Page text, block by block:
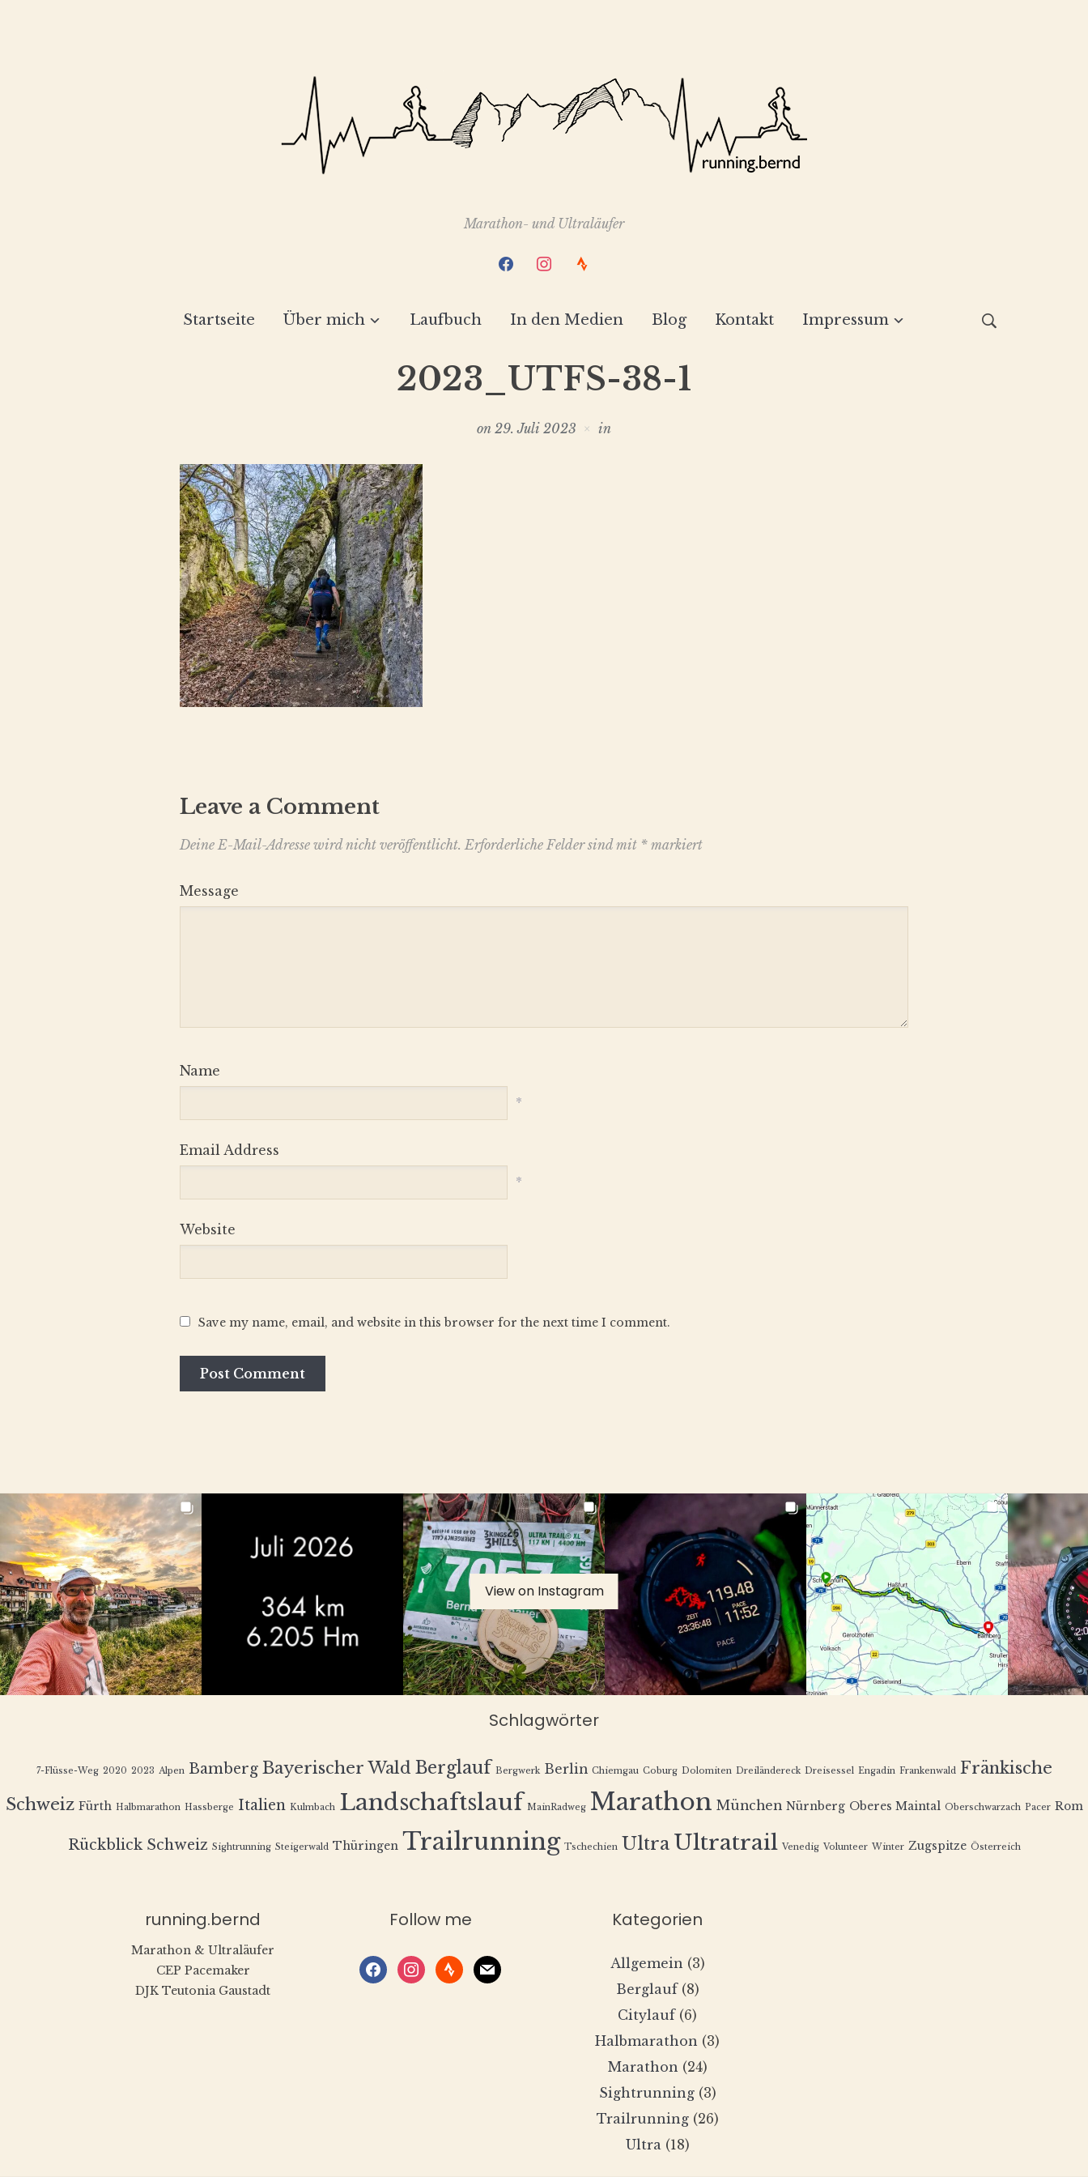
Marathon- und Ultraläufer
facebookinstagram
strava
Startseite Über mich Laufbuch In den Medien Blog Kontakt Impressum
2023_UTFS-38-1
on 29. Juli 2023 in
Leave a Comment
Deine E-Mail-Adresse wird nicht veröffentlicht. Erforderliche Felder sind mit *markiert
Message
Name
*
Email Address
*
Website
Save my name, email, and website in this browser for the next time I comment.
View on Instagram
Schlagwörter
7-Flüsse-Weg 2020 2023 Alpen Bamberg Bayerischer Wald Berglauf Bergwerk Berlin Chiemgau Coburg Dolomiten Dreiländereck Dreisessel Engadin Frankenwald Fränkische
Schweiz Fürth Halbmarathon Hassberge Italien Kulmbach Landschaftslauf MainRadweg Marathon München Nürnberg Oberes Maintal Oberschwarzach Pacer Rom
Rückblick Schweiz Sightrunning Steigerwald Thüringen Trailrunning Tschechien Ultra Ultratrail Venedig Volunteer Winter Zugspitze Österreich
running.bernd
Marathon & Ultraläufer
CEP Pacemaker
DJK Teutonia Gaustadt
Follow me
facebookinstagram
stravamail
Kategorien
Allgemein (3)
Berglauf(8)
Citylauf(6)
Halbmarathon (3)
Marathon (24)
Sightrunning(3)
Trailrunning(26)
Ultra(18)